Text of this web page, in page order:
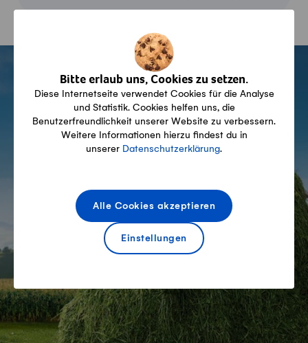
Bitte erlaub uns, Cookies zu setzen.
Diese Internetseite verwendet Cookies für die Analyse
und Statistik. Cookies helfen uns, die
Benutzerfreundlichkeit unserer Website zu verbessern.
Weitere Informationen hierzu findest du in
unserer Datenschutzerklärung.
Einstellungen
Alle Cookies akzeptieren
Wir Schweizer Bauern,
Milchprodukte